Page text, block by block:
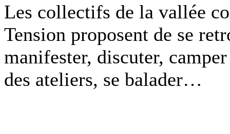
Les collectifs de la vallée
Tension proposent de se
manifester, discuter,
des ateliers, se balader…